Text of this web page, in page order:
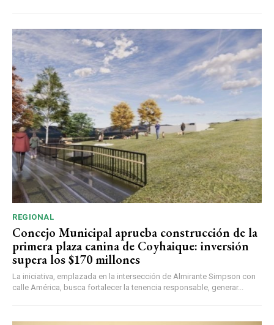
REGIONAL
Concejo Municipal aprueba construcción de la
primera plaza canina de Coyhaique: inversión
supera los $170 millones
La iniciativa, emplazada en la intersección de Almirante Simpson con
calle América, busca fortalecer la tenencia responsable, generar...